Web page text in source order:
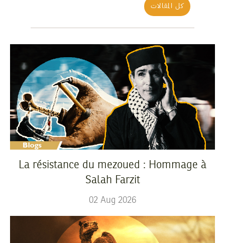
كل المقالات
La résistance du mezoued : Hommage à
Salah Farzit
02 Aug 2026